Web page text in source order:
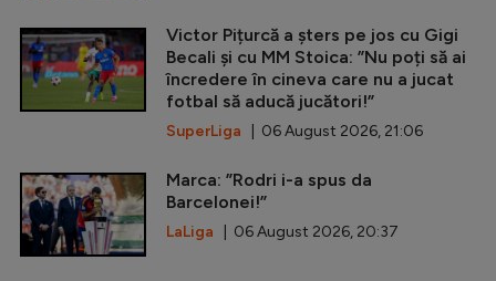
Victor Pițurcă a șters pe jos cu Gigi
Becali și cu MM Stoica: ”Nu poți să ai
încredere în cineva care nu a jucat
fotbal să aducă jucători!”
SuperLiga | 06 August 2026, 21:06
Marca: ”Rodri i-a spus da
Barcelonei!”
LaLiga | 06 August 2026, 20:37